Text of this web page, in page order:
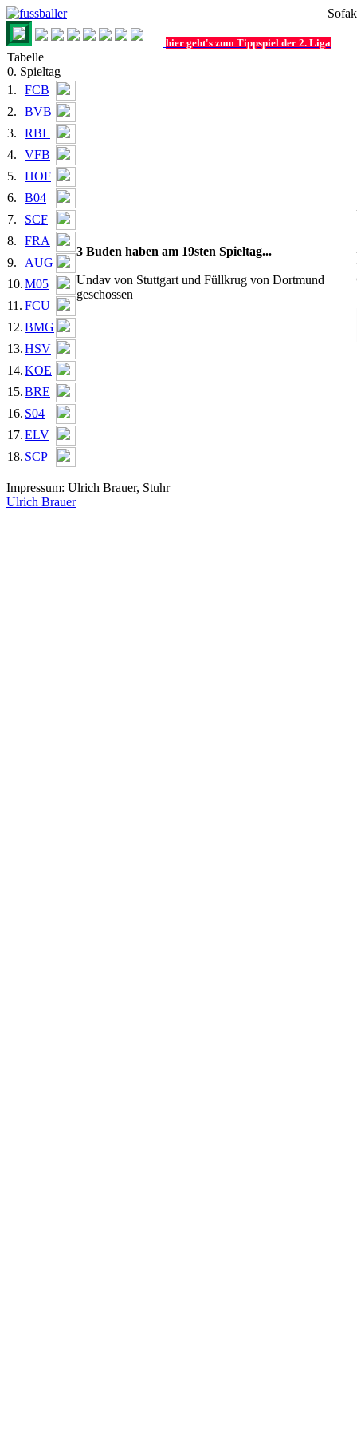
hier geht's zum Tippspiel der 2. Liga
Tabelle
0. Spieltag
1.
FCB
2.
BVB
3.
RBL
4.
VFB
5.
HOF
6.
B04
7.
SCF
8.
FRA
9.
AUG
10.M05
11. FCU
12.BMG
13.HSV
14.KOE
15.BRE
16. S04
17.ELV
18. SCP
3 Buden haben am 19sten Spieltag...
Undav von Stuttgart und Füllkrug von Dortmund
geschossen
Impressum: Ulrich Brauer, Stuhr
Ulrich Brauer